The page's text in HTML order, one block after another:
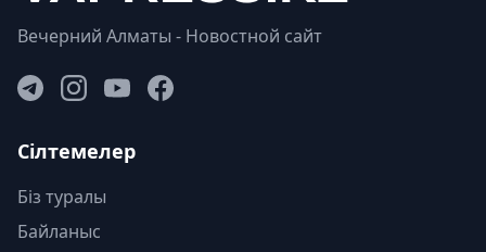
Вечерний Алматы - Новостной сайт
Сілтемелер
Біз туралы
Байланыс